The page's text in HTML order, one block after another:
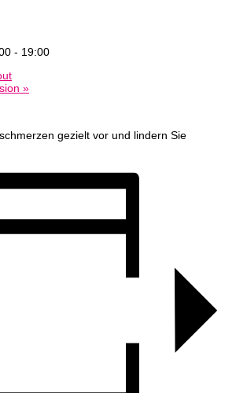
- 19:00
»
gezielt vor und lindern Sie